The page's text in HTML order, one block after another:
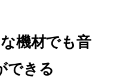
機材でも音
できる